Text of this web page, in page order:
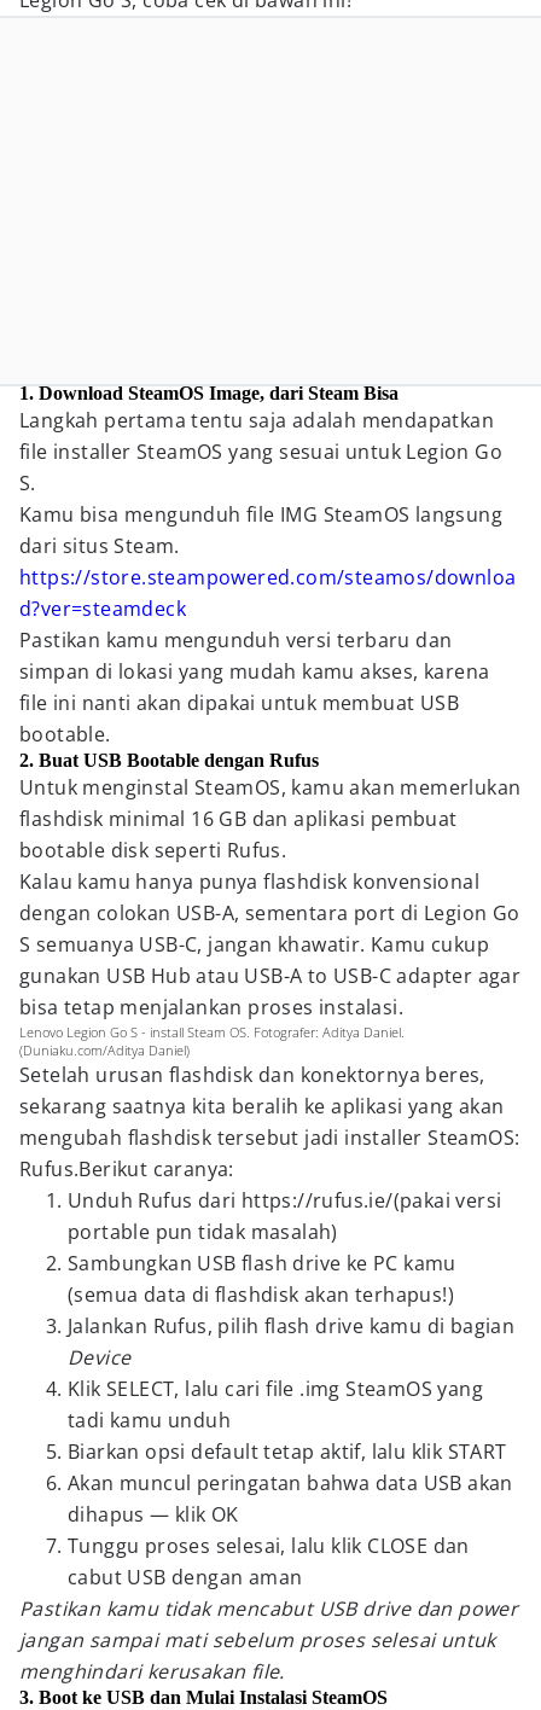
1. Download SteamOS Image, dari Steam Bisa
Langkah pertama tentu saja adalah mendapatkan
file installer SteamOS yang sesuai untuk Legion Go
S.
Kamu bisa mengunduh file IMG SteamOS langsung
dari situs Steam.
https://store.steampowered.com/steamos/downloa
d?ver=steamdeck
Pastikan kamu mengunduh versi terbaru dan
simpan di lokasi yang mudah kamu akses, karena
file ini nanti akan dipakai untuk membuat USB
bootable.
2. Buat USB Bootable dengan Rufus
Untuk menginstal SteamOS, kamu akan memerlukan
flashdisk minimal 16 GB dan aplikasi pembuat
bootable disk seperti Rufus.
Kalau kamu hanya punya flashdisk konvensional
dengan colokan USB-A, sementara port di Legion Go
S semuanya USB-C, jangan khawatir. Kamu cukup
gunakan USB Hub atau USB-A to USB-C adapter agar
bisa tetap menjalankan proses instalasi.
Lenovo Legion Go S - install Steam OS. Fotografer: Aditya Daniel.
(Duniaku.com/Aditya Daniel)
Setelah urusan flashdisk dan konektornya beres,
sekarang saatnya kita beralih ke aplikasi yang akan
mengubah flashdisk tersebut jadi installer SteamOS:
Rufus.Berikut caranya:
Unduh Rufus dari https://rufus.ie/(pakai versi
portable pun tidak masalah)
Sambungkan USB flash drive ke PC kamu
(semua data di flashdisk akan terhapus!)
Jalankan Rufus, pilih flash drive kamu di bagian
Device
Klik SELECT, lalu cari file .img SteamOS yang
tadi kamu unduh
Biarkan opsi default tetap aktif, lalu klik START
Akan muncul peringatan bahwa data USB akan
dihapus — klik OK
Tunggu proses selesai, lalu klik CLOSE dan
cabut USB dengan aman
Pastikan kamu tidak mencabut USB drive dan power
jangan sampai mati sebelum proses selesai untuk
menghindari kerusakan file.
3. Boot ke USB dan Mulai Instalasi SteamOS